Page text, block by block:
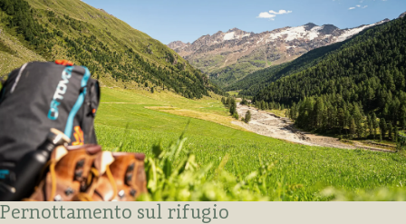
Pernottamento sul rifugio